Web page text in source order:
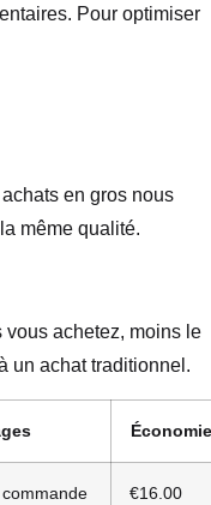
Pour optimiser
en gros nous
même qualité.
vous achetez, moins le
un achat traditionnel.
Économie
€16.00